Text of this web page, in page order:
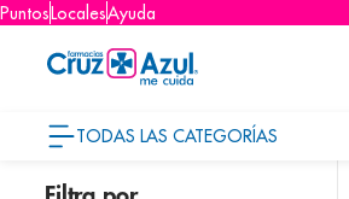
PuntosLocalesAyuda
TODAS LAS CATEGORÍAS